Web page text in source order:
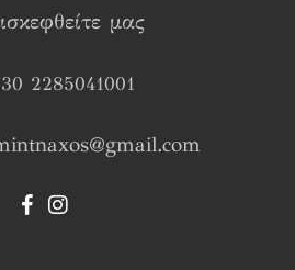
μας
2285041001